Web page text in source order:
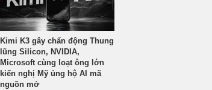
Kimi K3 gây chấn động Thung
lũng Silicon, NVIDIA,
Microsoft cùng loạt ông lớn
kiến nghị Mỹ ủng hộ AI mã
nguồn mở